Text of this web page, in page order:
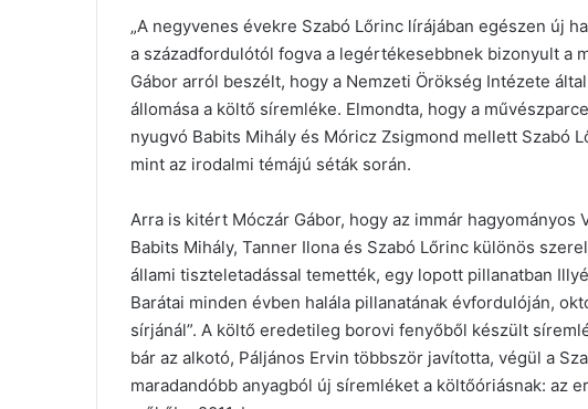
„A negyvenes évekre Szabó Lőrinc lírájában egészen új
a századfordulótól fogva a legértékesebbnek bizonyult a
Gábor arról beszélt, hogy a Nemzeti Örökség Intézete
állomása a költő síremléke. Elmondta, hogy a
nyugvó Babits Mihály és Móricz Zsigmond mellett Szabó
mint az irodalmi témájú séták során.
Arra is kitért Móczár Gábor, hogy az immár
Babits Mihály, Tanner Ilona és Szabó Lőrinc különös
állami tiszteletadással temették, egy lopott pillanatban
Barátai minden évben halála pillanatának évfordulóján,
sírjánál”. A költő eredetileg borovi fenyőből készült
bár az alkotó, Páljános Ervin többször javította, végül a
maradandóbb anyagból új síremléket a költőóriásnak: az